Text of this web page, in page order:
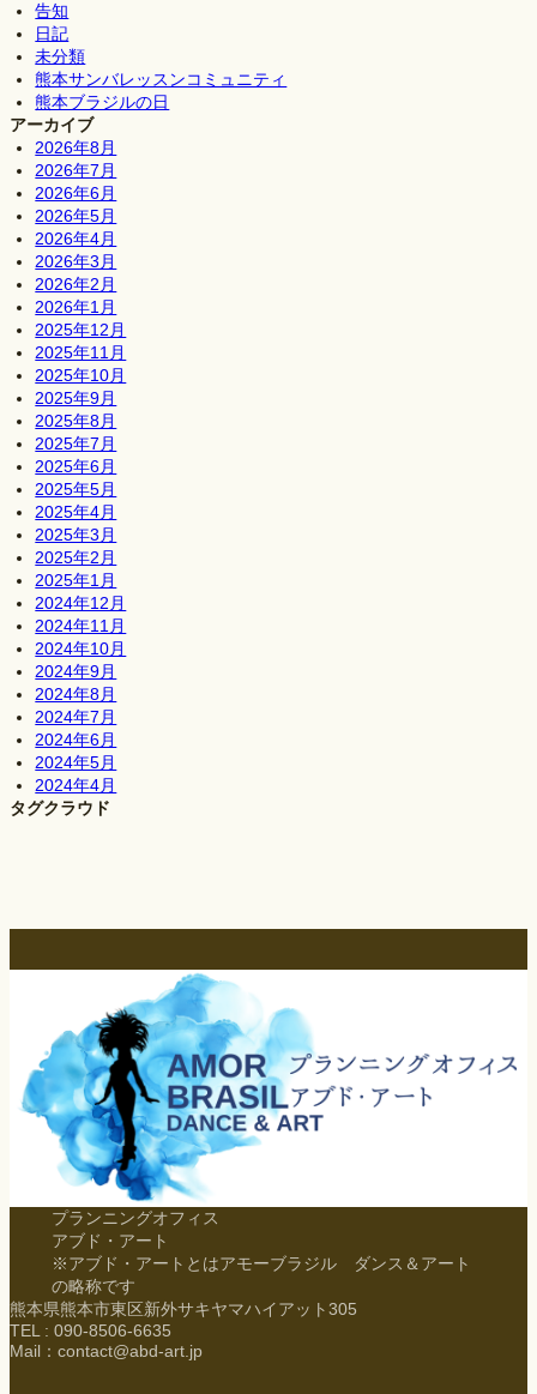
告知
日記
未分類
熊本サンバレッスンコミュニティ
熊本ブラジルの日
アーカイブ
2026年8月
2026年7月
2026年6月
2026年5月
2026年4月
2026年3月
2026年2月
2026年1月
2025年12月
2025年11月
2025年10月
2025年9月
2025年8月
2025年7月
2025年6月
2025年5月
2025年4月
2025年3月
2025年2月
2025年1月
2024年12月
2024年11月
2024年10月
2024年9月
2024年8月
2024年7月
2024年6月
2024年5月
2024年4月
タグクラウド
プランニングオフィス
アブド・アート
※アブド・アートとはアモーブラジル ダンス＆アート
の略称です
熊本県熊本市東区新外サキヤマハイアット305
TEL : 090-8506-6635
Mail：contact@abd-art.jp